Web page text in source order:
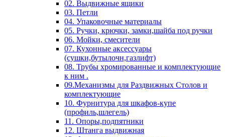
02. Выдвижные ящики
03. Петли
04. Упаковочные материалы
05. Ручки, крючки, замки,шайба под ручки
06. Мойки, смесители
07. Кухонные аксессуары
(сушки,бутылочн,газлифт)
08. Трубы хромированные и комплектующие
к ним .
09.Механизмы для Раздвижных Столов и
комплектующие
10. Фурнитура для шкафов-купе
(профиль,шлегель)
11. Опоры,подпятники
12. Штанга выдвижная